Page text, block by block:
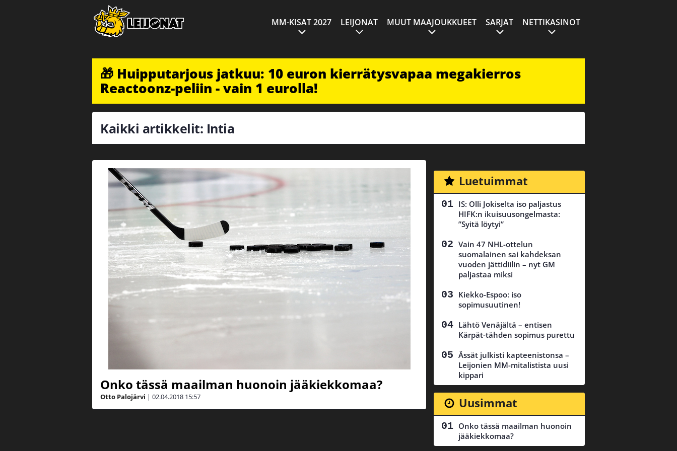
MM-KISAT 2027 LEIJONAT MUUT MAAJOUKKUEET SARJAT NETTIKASINOT
🎁 Huipputarjous jatkuu: 10 euron kierrätysvapaa megakierros
Reactoonz-peliin - vain 1 eurolla!
Kaikki artikkelit: Intia
Onko tässä maailman huonoin jääkiekkomaa?
Otto Palojärvi | 02.04.2018 15:57
Luetuimmat
IS: Olli Jokiselta iso paljastus
HIFK:n ikuisuusongelmasta:
”Syitä löytyi”
Vain 47 NHL-ottelun
suomalainen sai kahdeksan
vuoden jättidiilin – nyt GM
paljastaa miksi
Kiekko-Espoo: iso
sopimusuutinen!
Lähtö Venäjältä – entisen
Kärpät-tähden sopimus purettu
Ässät julkisti kapteenistonsa –
Leijonien MM-mitalistista uusi
kippari
Uusimmat
Onko tässä maailman huonoin
jääkiekkomaa?